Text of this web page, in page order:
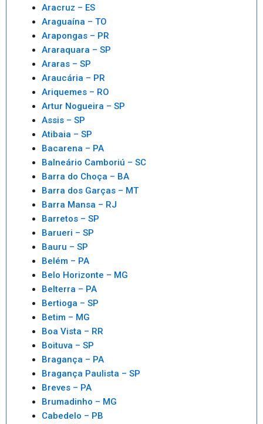
Aracruz – ES
Araguaína – TO
Arapongas – PR
Araraquara – SP
Araras – SP
Araucária – PR
Ariquemes – RO
Artur Nogueira – SP
Assis – SP
Atibaia – SP
Bacarena – PA
Balneário Camboriú – SC
Barra do Choça – BA
Barra dos Garças – MT
Barra Mansa – RJ
Barretos – SP
Barueri – SP
Bauru – SP
Belém – PA
Belo Horizonte – MG
Belterra – PA
Bertioga – SP
Betim – MG
Boa Vista – RR
Boituva – SP
Bragança – PA
Bragança Paulista – SP
Breves – PA
Brumadinho – MG
Cabedelo – PB